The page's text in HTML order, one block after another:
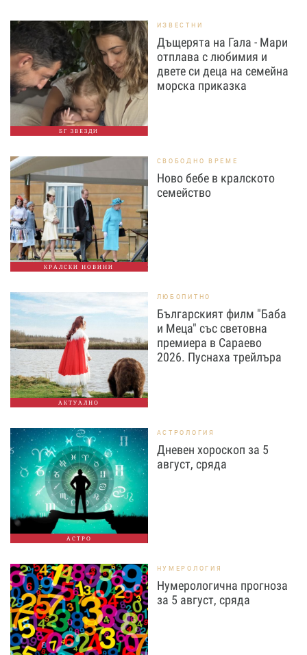
БГ ЗВЕЗДИ
ИЗВЕСТНИ
Дъщерята на Гала - Мари
отплава с любимия и
двете си деца на семейна
морска приказка
КРАЛСКИ НОВИНИ
СВОБОДНО ВРЕМЕ
Ново бебе в кралското
семейство
АКТУАЛНО
ЛЮБОПИТНО
Българският филм "Баба
и Меца" със световна
премиера в Сараево
2026. Пуснаха трейлъра
АСТРО
АСТРОЛОГИЯ
Дневен хороскоп за 5
август, сряда
НУМЕРОЛОГИЯ
Нумерологична прогноза
за 5 август, сряда